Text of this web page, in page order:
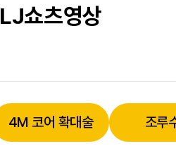
LJ쇼츠영상
4M 코어 확대술 조루